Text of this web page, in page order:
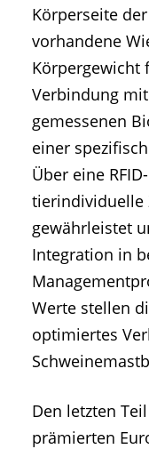
Körperseite
vorhandene
Körpergewicht
Verbindung
gemessenen
einer
Über eine
tierindividuelle
gewährleistet
Integration in
Werte stellen
optimiertes
Den letzten
prämierten